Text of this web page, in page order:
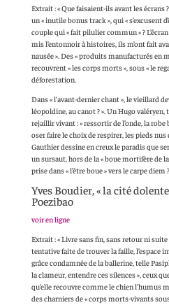
Extrait : « Que faisaient-ils avant les écrans
un « inutile bonus track », qui « s’excusent
couple qui « fait pilulier commun » ?
mis l’entonnoir à histoires, ils m’ont fait
nausée ». Des « produits manufacturés en
recouvrent « les corps morts », sous « le
déforestation.
Dans « l’avant-dernier chant », le vieillard
léopoldine, au canot ? ». Un Hugo valéryen,
rejaillir vivant : « ressortir de l’onde, la
oser faire le choix de respirer, les pieds nus
Gauthier dessine en creux le paradis que
un sursaut, hors de la « boue mortifère de
prise dans « l’être boue » vers le carpe diem ?
Yves Boudier, « la cité
Poezibao
voir en ligne
Extrait : « Livre sans fin, sans retour ni
tentative faite de trouver la faille, l’espace
grâce condamnée de la ballerine, telle
la clameur, entendre ces silences », ceux
qu’elle recouvre comme le chien l’humus
des charniers de « corps morts-vivants